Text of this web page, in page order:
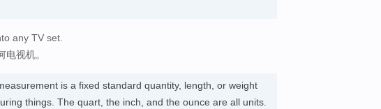
any TV set.
电视机。
is a fixed standard quantity, length, or weight
things. The quart, the inch, and the ounce are all units.